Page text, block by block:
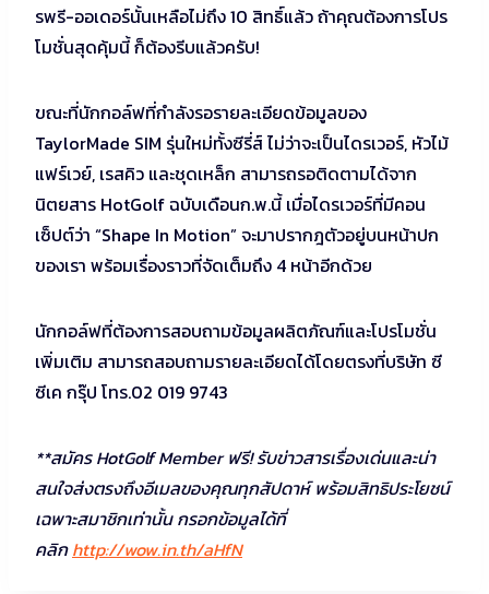
รพรี-ออเดอร์นั้นเหลือไม่ถึง 10 สิทธิ์แล้ว ถ้าคุณต้องการโปร
โมชั่นสุดคุ้มนี้ ก็ต้องรีบแล้วครับ!
ขณะที่นักกอล์ฟที่กำลังรอรายละเอียดข้อมูลของ
TaylorMade SIM รุ่นใหม่ทั้งซีรี่ส์ ไม่ว่าจะเป็นไดรเวอร์, หัวไม้
แฟร์เวย์, เรสคิว และชุดเหล็ก สามารถรอติดตามได้จาก
นิตยสาร HotGolf ฉบับเดือนก.พ.นี้ เมื่อไดรเวอร์ที่มีคอน
เซ็ปต์ว่า “Shape In Motion” จะมาปรากฎตัวอยู่บนหน้าปก
ของเรา พร้อมเรื่องราวที่จัดเต็มถึง 4 หน้าอีกด้วย
นักกอล์ฟที่ต้องการสอบถามข้อมูลผลิตภัณฑ์และโปรโมชั่น
เพิ่มเติม สามารถสอบถามรายละเอียดได้โดยตรงที่บริษัท ซี
ซีเค กรุ๊ป โทร.02 019 9743
**สมัคร HotGolf Member ฟรี! รับข่าวสารเรื่องเด่นและน่า
สนใจส่งตรงถึงอีเมลของคุณทุกสัปดาห์ พร้อมสิทธิประโยชน์
เฉพาะสมาชิกเท่านั้น กรอกข้อมูลได้ที่
คลิกhttp://wow.in.th/aHfN